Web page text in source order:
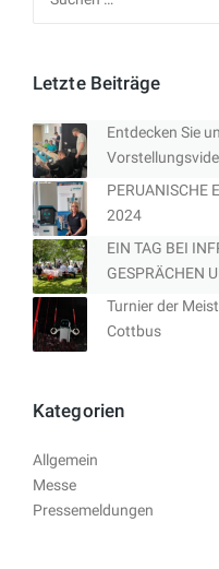
Letzte Beiträge
Entdecken Sie
PERUANISCHE
2024
EIN TAG BEI
GESPRÄCHEN
Turnier der
Cottbus
Kategorien
Allgemein
Messe
Pressemeldungen